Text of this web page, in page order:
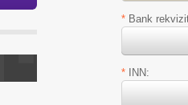
* Bank
* INN: